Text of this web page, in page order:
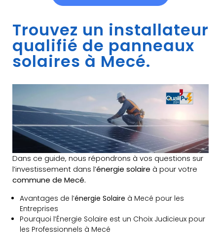
Trouvez un installateur
qualifié de panneaux
solaires à Mecé.
Dans ce guide, nous répondrons à vos questions sur
l’investissement dans l’énergie solaire à pour votre
commune de Mecé.
Avantages de l’énergie Solaire à Mecé pour les
Entreprises
Pourquoi l’Énergie Solaire est un Choix Judicieux pour
les Professionnels à Mecé